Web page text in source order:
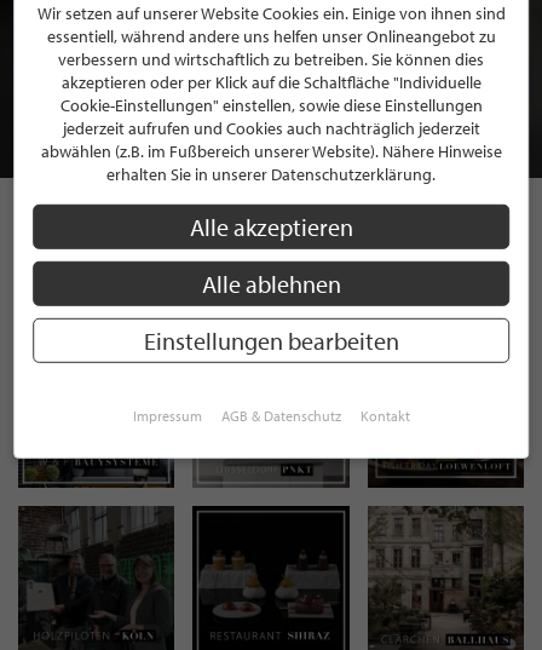
BEWERBEN SIE SICH FÜR EINE GRATIS
MITGLIEDSCHAFT BEI STILPUNKTE®
JETZT GRATIS BEWERBEN
STILPUNKTE AUF
INSTAGRAM
Wir setzen auf unserer Website Cookies ein. Einige von ihnen sind
essentiell, während andere uns helfen unser Onlineangebot zu
verbessern und wirtschaftlich zu betreiben. Sie können dies
akzeptieren oder per Klick auf die Schaltfläche "Individuelle
Cookie-Einstellungen" einstellen, sowie diese Einstellungen
jederzeit aufrufen und Cookies auch nachträglich jederzeit
abwählen (z.B. im Fußbereich unserer Website). Nähere Hinweise
erhalten Sie in unserer Datenschutzerklärung.
Alle akzeptieren
Alle ablehnen
Einstellungen bearbeiten
Impressum AGB & Datenschutz Kontakt